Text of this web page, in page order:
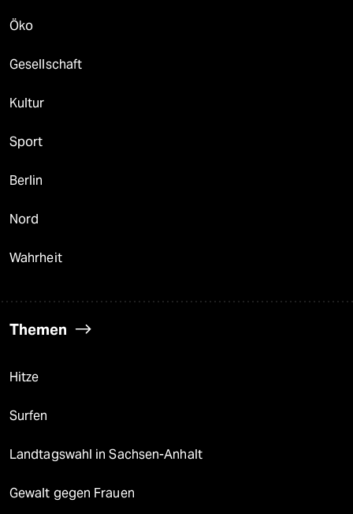
Öko
Gesellschaft
Kultur
Sport
Berlin
Nord
Wahrheit
Themen
Hitze
Surfen
Landtagswahl in Sachsen-Anhalt
Gewalt gegen Frauen